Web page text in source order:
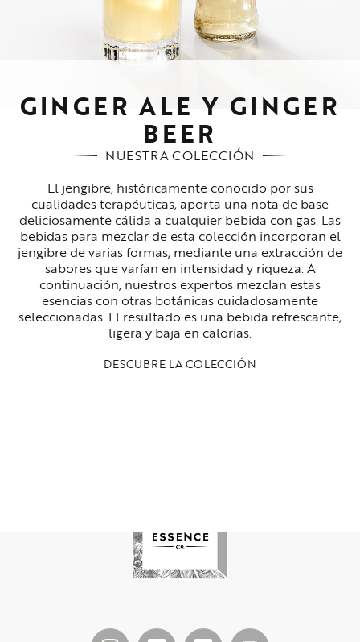
GINGER ALE Y GINGER
BEER
NUESTRA COLECCIÓN
El jengibre, históricamente conocido por sus
cualidades terapéuticas, aporta una nota de base
deliciosamente cálida a cualquier bebida con gas. Las
bebidas para mezclar de esta colección incorporan el
jengibre de varias formas, mediante una extracción de
sabores que varían en intensidad y riqueza. A
continuación, nuestros expertos mezclan estas
esencias con otras botánicas cuidadosamente
seleccionadas. El resultado es una bebida refrescante,
ligera y baja en calorías.
DESCUBRE LA COLECCIÓN